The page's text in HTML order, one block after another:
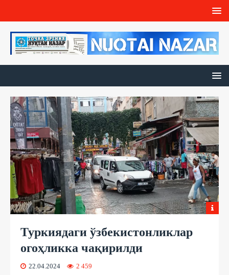
Туркиядаги ўзбекистонликлар
огоҳликка чақирилди
22.04.2024 2 459